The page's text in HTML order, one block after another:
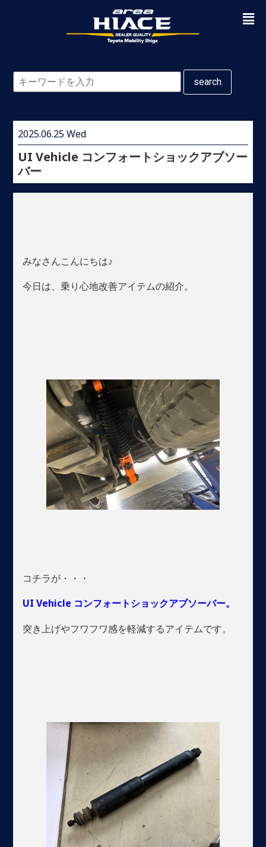
search
2025.06.25 Wed
UI Vehicle コンフォートショックアブソー
バー
みなさんこんにちは♪
今日は、乗り心地改善アイテムの紹介。
コチラが・・・
UI Vehicle コンフォートショックアブソーバー。
突き上げやフワフワ感を軽減するアイテムです。